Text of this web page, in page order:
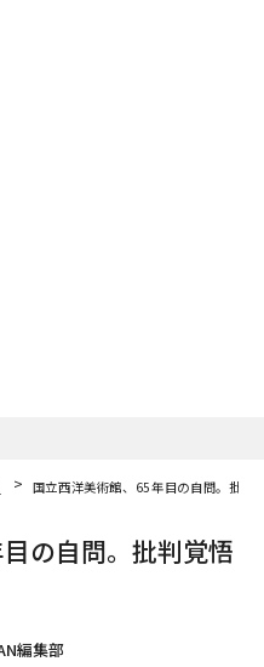
国立西洋美術館、65年目の自問。批判
の自問。批判覚悟
編集部